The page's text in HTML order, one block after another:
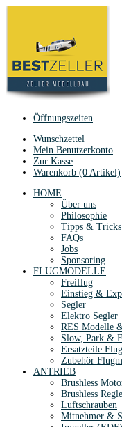
Öffnungszeiten
Wunschzettel
Mein Benutzerkonto
Zur Kasse
Warenkorb (0 Artikel)
HOME
Über uns
Philosophie
Tipps & Tricks
FAQs
Jobs
Sponsoring
FLUGMODELLE
Freiflug
Einstieg &
Segler
Elektro Segler
RES Modelle
Slow, Park &
Ersatzteile
Zubehör
ANTRIEB
Brushless
Brushless
Luftschrauben
Mitnehmer &